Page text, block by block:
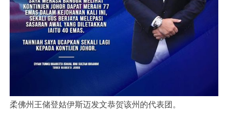
柔佛州王储登姑伊斯迈发文恭贺该州的代表团。